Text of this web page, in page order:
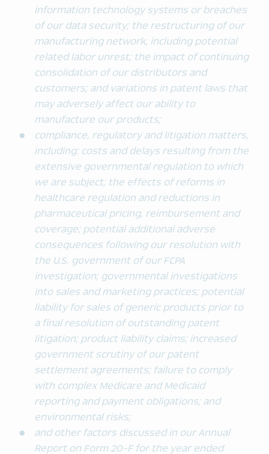
information technology systems or breaches
of our data security; the restructuring of our
manufacturing network, including potential
related labor unrest; the impact of continuing
consolidation of our distributors and
customers; and variations in patent laws that
may adversely affect our ability to
manufacture our products;
compliance, regulatory and litigation matters,
including: costs and delays resulting from the
extensive governmental regulation to which
we are subject; the effects of reforms in
healthcare regulation and reductions in
pharmaceutical pricing, reimbursement and
coverage; potential additional adverse
consequences following our resolution with
the U.S. government of our FCPA
investigation; governmental investigations
into sales and marketing practices; potential
liability for sales of generic products prior to
a final resolution of outstanding patent
litigation; product liability claims; increased
government scrutiny of our patent
settlement agreements; failure to comply
with complex Medicare and Medicaid
reporting and payment obligations; and
environmental risks;
and other factors discussed in our Annual
Report on Form 20-F for the year ended